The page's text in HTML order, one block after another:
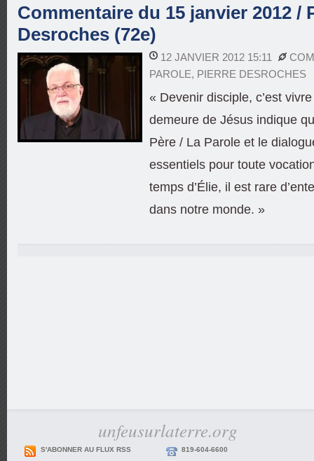
Commentaire du 15 janvier 2012 /
Desroches (72e)
12 JANVIER 2012 15:11
PAROLE, PIERRE DESROCHES
« Devenir disciple, c’est
demeure de Jésus indique
Père / La Parole et le
essentiels pour toute
temps d’Élie, il est rare
dans notre monde. »
unfeusurlaterre.org
S'ABONNER AU FLUX RSS 819-604-6600